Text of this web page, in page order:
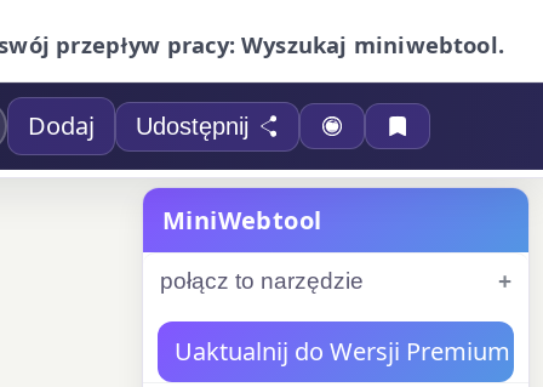
przepływ pracy: Wyszukaj miniwebtool.
Dodaj Udostępnij
MiniWebtool
połącz to narzędzie
Uaktualnij do Wersji Premium